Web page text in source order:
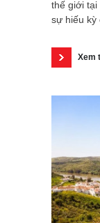
thế giới tại
sự hiếu kỳ
Xem